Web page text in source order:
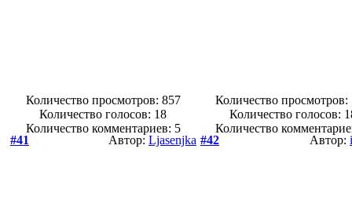
Количество просмотров: 857
Количество голосов: 18
Количество комментариев: 5
Количество просмотров:
Количество голосов:
Количество
#41
Автор: Ljasenjka #42 Автор: